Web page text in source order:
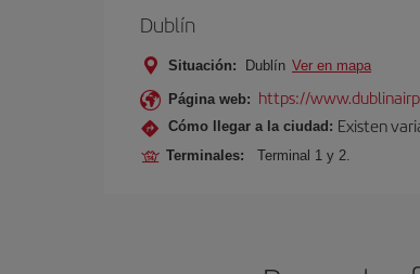
Dublín
Situación: Dublín Ver en mapa
Página web: https://
Cómo llegar a la ciudad: Existen
Terminales: Terminal 1 y 2.